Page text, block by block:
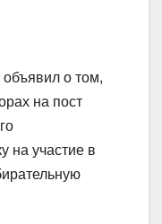
о том,
на пост
на участие в